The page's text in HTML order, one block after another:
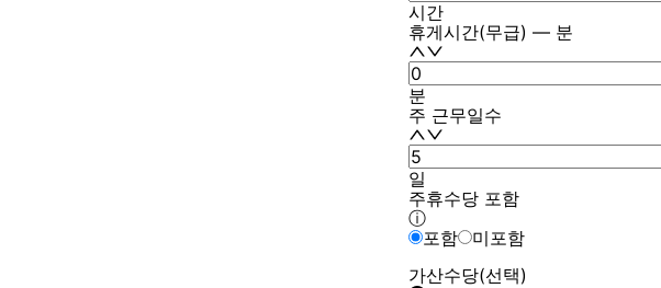
시간
휴게시간(무급) — 분
분
주 근무일수
일
주휴수당 포함
ⓘ
포함
미포함
가산수당(선택)